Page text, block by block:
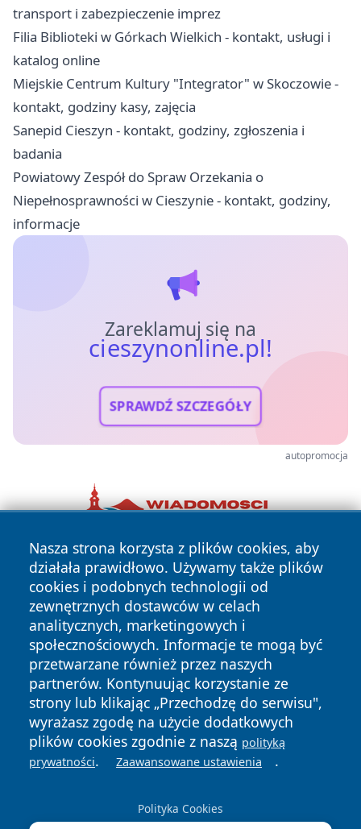
transport i zabezpieczenie imprez
Filia Biblioteki w Górkach Wielkich - kontakt, usługi i
katalog online
Miejskie Centrum Kultury "Integrator" w Skoczowie -
kontakt, godziny kasy, zajęcia
Sanepid Cieszyn - kontakt, godziny, zgłoszenia i
badania
Powiatowy Zespół do Spraw Orzekania o
Niepełnosprawności w Cieszynie - kontakt, godziny,
informacje
Zareklamuj się na
cieszynonline.pl!
SPRAWDŹ SZCZEGÓŁY
autopromocja
Nasza strona korzysta z plików cookies, aby
działała prawidłowo. Używamy także plików
cookies i podobnych technologii od
zewnętrznych dostawców w celach
analitycznych, marketingowych i
społecznościowych. Informacje te mogą być
przetwarzane również przez naszych
partnerów. Kontynuując korzystanie ze
strony lub klikając „Przechodzę do serwisu",
wyrażasz zgodę na użycie dodatkowych
plików cookies zgodnie z naszą polityką
prywatności. Zaawansowane ustawienia .
Polityka Cookies
Copyright © 2026 cieszynonline.pl Wszystkie prawa
zastrzeżone.
News Autorzy
Polityka
Prywatności
Polityka
Cookies